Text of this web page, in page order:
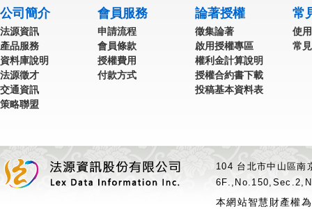
公司簡介
法源資訊
產品服務
資料庫說明
法源徵才
交通資訊
策略聯盟
會員服務
申請流程
會員條款
授權費用
付款方式
論著授權
徵集論著
啟用授權專區
權利金計算說明
授權合約書下載
投稿基本資料表
常
使
常
104 台北市中山區
本網站智慧財產權